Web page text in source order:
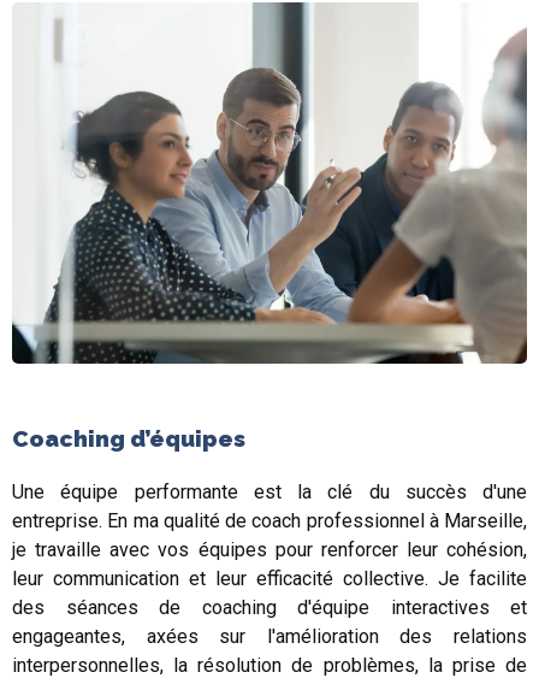
Coaching d’équipes
Une équipe performante est la clé du succès d'une
entreprise. En ma qualité de coach professionnel à Marseille,
je travaille avec vos équipes pour renforcer leur cohésion,
leur communication et leur efficacité collective. Je facilite
des séances de coaching d'équipe interactives et
engageantes, axées sur l'amélioration des relations
interpersonnelles, la résolution de problèmes, la prise de